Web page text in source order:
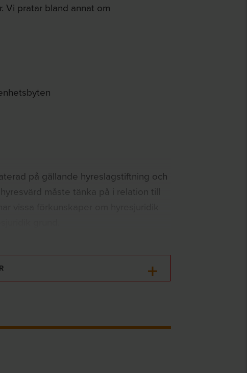
Vi pratar bland annat om
på gällande hyreslagstiftning och
måste tänka på i relation till